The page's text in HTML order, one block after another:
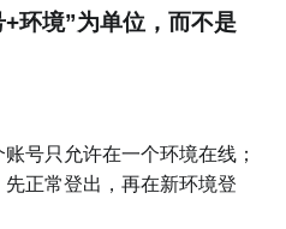
环境”为单位，而不是
号只允许在一个环境在线；
先正常登出，再在新环境登